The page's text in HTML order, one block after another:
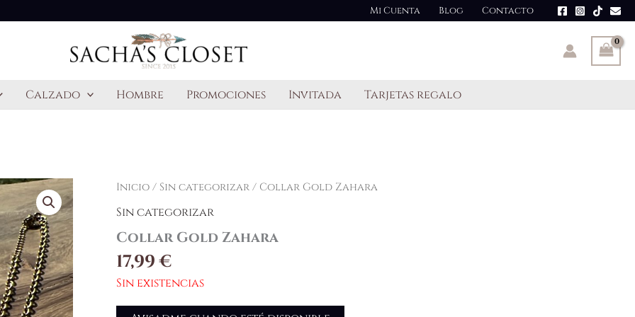
Mi Cuenta Blog Contacto
Calzado Hombre Promociones Invitada Tarjetas regalo
Inicio/ Sin categorizar/ Collar Gold Zahara
Sin categorizar
Collar Gold Zahara
17,99€
Sin existencias